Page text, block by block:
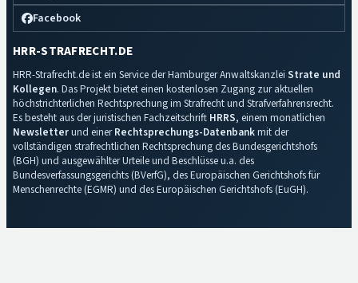
Facebook
HRR-STRAFRECHT.DE
HRR-Strafrecht.de ist ein Service der Hamburger Anwaltskanzlei Strate und
Kollegen. Das Projekt bietet einen kostenlosen Zugang zur aktuellen
höchstrichterlichen Rechtsprechung im Strafrecht und Strafverfahrensrecht.
Es besteht aus der juristischen Fachzeitschrift HRRS, einem monatlichen
Newsletterund einerRechtsprechungs-Datenbankmit der
vollständigen strafrechtlichen Rechtsprechung des Bundesgerichtshofs
(BGH) und ausgewählter Urteile und Beschlüsse u.a. des
Bundesverfassungsgerichts (BVerfG), des Europäischen Gerichtshofs für
Menschenrechte (EGMR) und des Europäischen Gerichtshofs (EuGH).